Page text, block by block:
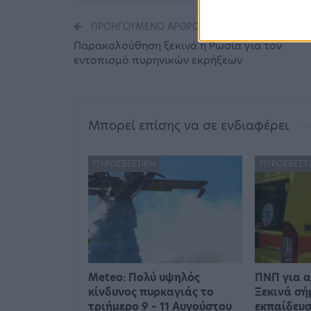
ΠΡΟΗΓΟΎΜΕΝΟ ΆΡΘΡΟ
Παρακολούθηση ξεκινά η Ρωσία για τον
εντοπισμό πυρηνικών εκρήξεων
Μπορεί επίσης να σε ενδιαφέρει
ΠΥΡΟΣΒΕΣΤΙΚΉ
Meteo: Πολύ υψηλός
κίνδυνος πυρκαγιάς το
τριήμερο 9 – 11 Αυγούστου
ΠΝΠ για
Ξεκινά